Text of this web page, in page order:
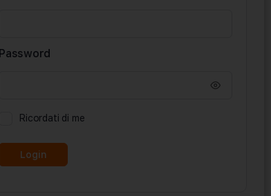
Password
Ricordati di me